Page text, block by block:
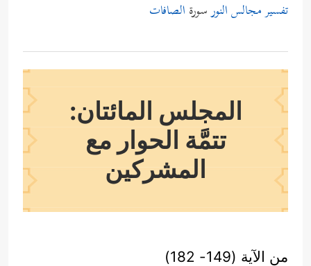
تفسير مجالس النورسورة الصافات
المجلس المائتان:
تتمَّة الحوار مع
المشركين
من الآية (149- 182)